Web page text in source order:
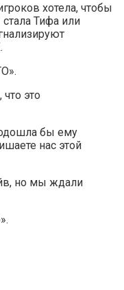
хотела, чтобы
Тифа или
это
бы ему
нас этой
но мы ждали